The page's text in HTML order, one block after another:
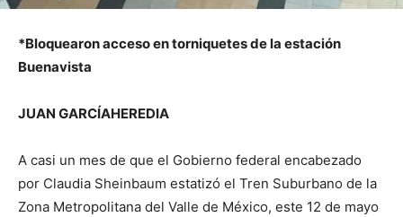
*Bloquearon acceso en torniquetes de la estación
Buenavista
JUAN GARCÍAHEREDIA
A casi un mes de que el Gobierno federal encabezado
por Claudia Sheinbaum estatizó el Tren Suburbano de la
Zona Metropolitana del Valle de México, este 12 de mayo